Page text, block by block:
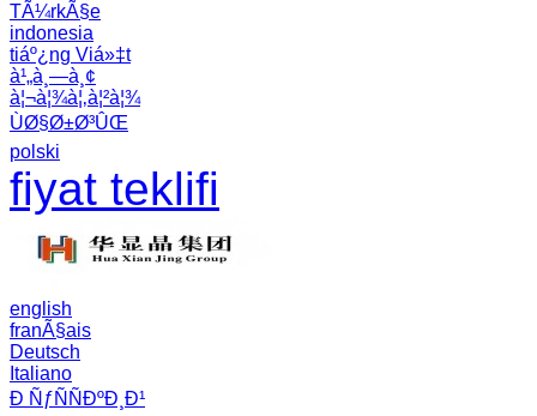
TÃ¼rkÃ§e
indonesia
tiáº¿ng Viá»‡t
à¹„à¸—à¸¢
à¦¬à¦¾à¦‚à¦²à¦¾
ÙØ§Ø±Ø³ÛŒ
polski
fiyat teklifi
english
franÃ§ais
Deutsch
Italiano
Ð ÑƒÑÑÐºÐ¸Ð¹